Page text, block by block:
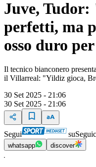
Juve, Tudor:
perfetti, ma
osso duro
Il tecnico bianconero
il Villarreal: "Yildiz gioca,
30 Set 2025 - 21:06
30 Set 2025 - 21:06
Segui su
whatsapp discover